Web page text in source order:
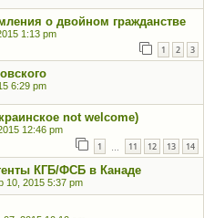
о двойном гражданстве
1:13 pm
1 2 3
6:29 pm
not welcome)
12:46 pm
1 11 12 13 14
КГБ/ФСБ в Канаде
10, 2015 5:37 pm